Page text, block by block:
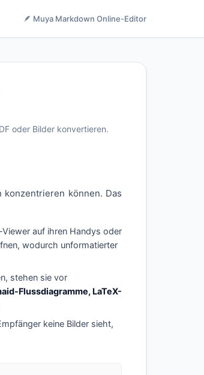
🪶 Muya Markdown Online-Editor
oder Bilder konvertieren.
können. Das
auf ihren Handys oder
wodurch unformatierter
stehen sie vor
Flussdiagramme, LaTeX-
keine Bilder sieht,